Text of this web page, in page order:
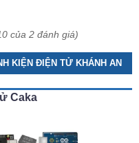
của 2 đánh giá)
KIỆN ĐIỆN TỬ KHÁNH AN
Caka